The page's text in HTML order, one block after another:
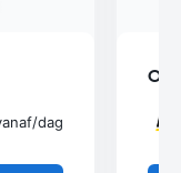
/dag